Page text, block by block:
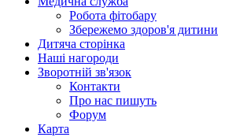
Робота фітобару
Збережемо здоров'я дитини
Дитяча сторінка
Наші нагороди
Зворотній зв'язок
Контакти
Про нас пишуть
Форум
Карта